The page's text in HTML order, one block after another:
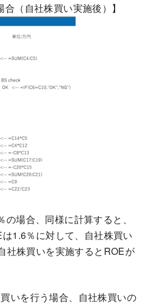
合（自社株買い実施後）】
場合、同様に計算すると、
1.6％に対して、自社株買い
社株買いを実施するとROEが
いを行う場合、自社株買いの